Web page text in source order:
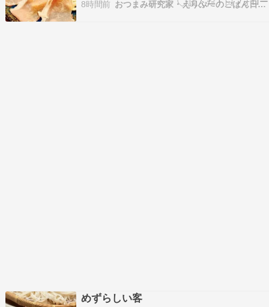
泉に入る時間はないので、そのまますぐ夕食で
8時間前 おつまみ研究家・えりぷーのごはん日記♪♪
めずらしい客